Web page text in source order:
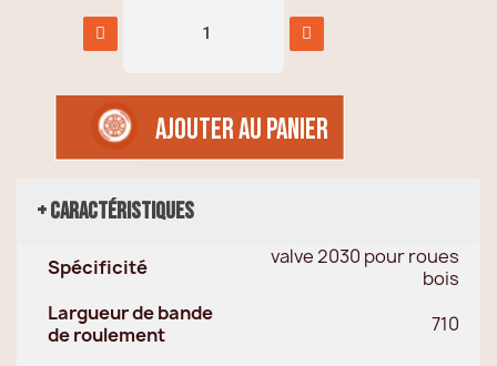
AJOUTER AU PANIER
+ Caractéristiques
Spécificité
valve 2030 pour roues
bois
Largueur de bande
de roulement
710